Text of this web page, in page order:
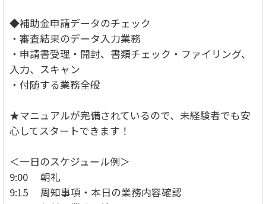
◆補助金申請データのチェック
・審査結果のデータ入力業務
・申請書受理・開封、書類チェック・ファイリング、
入力、スキャン
・付随する業務全般
★マニュアルが完備されているので、未経験者でも安
心してスタートできます！
＜一日のスケジュール例＞
9:00 朝礼
9:15 周知事項・本日の業務内容確認